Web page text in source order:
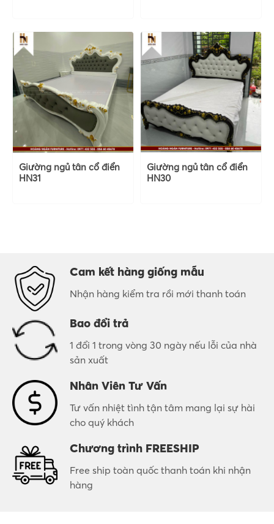
Giường ngủ tân cổ điển
HN31
Giường ngủ tân cổ điển
HN30
Cam kết hàng giống mẫu
Nhận hàng kiểm tra rồi mới thanh toán
Bao đổi trả
1 đổi 1 trong vòng 30 ngày nếu lỗi của nhà
sản xuất
Nhân Viên Tư Vấn
Tư vấn nhiệt tình tận tâm mang lại sự hài
cho quý khách
Chương trình FREESHIP
Free ship toàn quốc thanh toán khi nhận
hàng